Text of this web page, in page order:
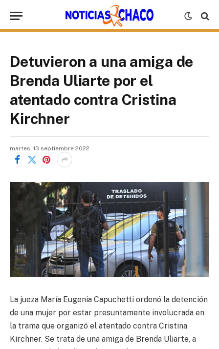
Detuvieron a una amiga de
Brenda Uliarte por el
atentado contra Cristina
Kirchner
martes, 13 septiembre 2022
La jueza María Eugenia Capuchetti ordenó la detención
de una mujer por estar presuntamente involucrada en
la trama que organizó el atentado contra Cristina
Kirchner. Se trata de una amiga de Brenda Uliarte, a